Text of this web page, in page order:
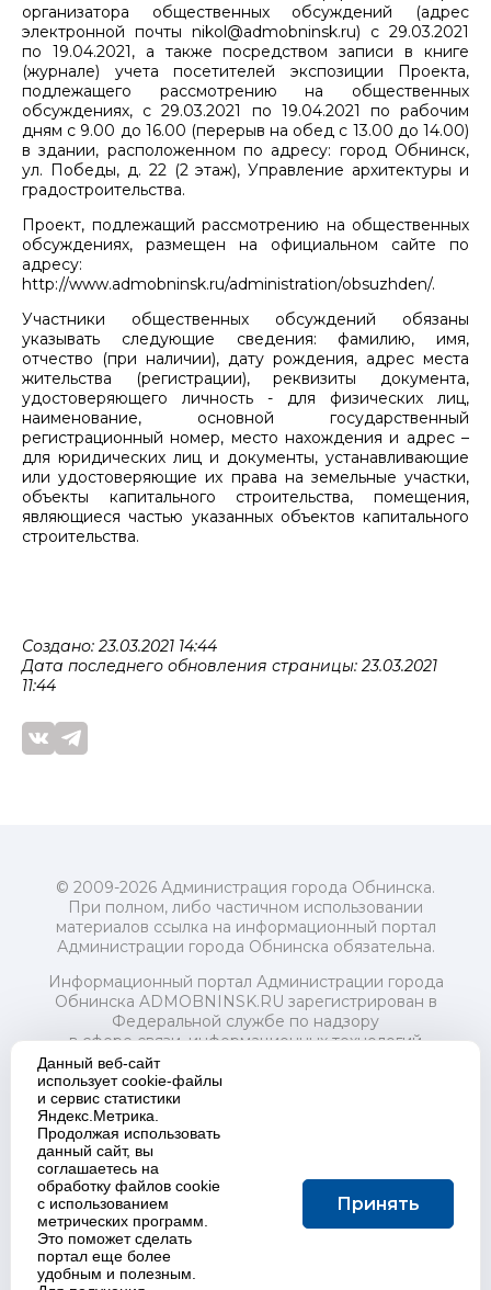
организатора общественных обсуждений (адрес
электронной почты nikol@admobninsk.ru) с 29.03.2021
по 19.04.2021, а также посредством записи в книге
(журнале) учета посетителей экспозиции Проекта,
подлежащего рассмотрению на общественных
обсуждениях, с 29.03.2021 по 19.04.2021 по рабочим
дням с 9.00 до 16.00 (перерыв на обед с 13.00 до 14.00)
в здании, расположенном по адресу: город Обнинск,
ул. Победы, д. 22 (2 этаж), Управление архитектуры и
градостроительства.
Проект, подлежащий рассмотрению на общественных
обсуждениях, размещен на официальном сайте по
адресу:
http://www.admobninsk.ru/administration/obsuzhden/.
Участники общественных обсуждений обязаны
указывать следующие сведения: фамилию, имя,
отчество (при наличии), дату рождения, адрес места
жительства (регистрации), реквизиты документа,
удостоверяющего личность - для физических лиц,
наименование, основной государственный
регистрационный номер, место нахождения и адрес –
для юридических лиц и документы, устанавливающие
или удостоверяющие их права на земельные участки,
объекты капитального строительства, помещения,
являющиеся частью указанных объектов капитального
строительства.
Создано: 23.03.2021 14:44
Дата последнего обновления страницы: 23.03.2021
11:44
© 2009-2026 Администрация города Обнинска.
При полном, либо частичном использовании
материалов ссылка на информационный портал
Администрации города Обнинска обязательна.
Информационный портал Администрации города
Обнинска ADMOBNINSK.RU зарегистрирован в
Федеральной службе по надзору
в сфере связи, информационных технологий
и массовых коммуникаций (Роскомнадзор) 24 июля
2018 года.
Свидетельство о регистрации Эл № ФС77-73321
Учредитель: Администрация (исполнительно-
распорядительный орган) городского округа "Город
Обнинск". Главный редактор: Байкова Е.А.
Адрес электронной почты Редакции:
redactor@admobninsk.ru
Телефон Редакции: +7 (484) 395-85-85
Настоящий ресурс содержит материалы 18+
Политика в отношении обработки персональных
Данный веб-сайт
использует cookie-файлы
и сервис статистики
Яндекс.Метрика.
Продолжая использовать
данный сайт, вы
соглашаетесь на
обработку файлов cookie
с использованием
метрических программ.
Это поможет сделать
портал еще более
удобным и полезным.
Принять